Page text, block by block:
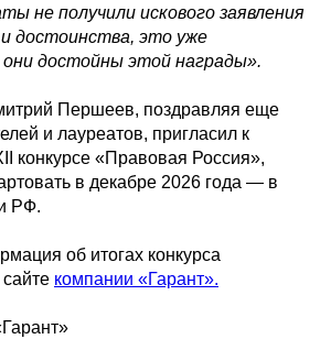
не получили искового заявления
достоинства, это уже
достойны этой награды».
Першеев, поздравляя еще
и лауреатов, пригласил к
конкурсе «Правовая Россия»,
в декабре 2026 года — в
РФ.
об итогах конкурса
компании «Гарант».